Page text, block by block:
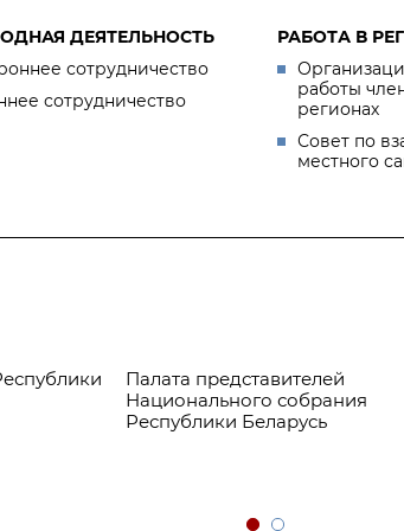
ДЕЯТЕЛЬНОСТЬ
сотрудничество
сотрудничество
РАБОТА В
работы
регионах
Совет по
местного
Палата представителей
Национального собрания
Республики Беларусь